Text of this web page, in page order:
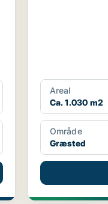
Areal
Ca. 1.030 m2
Område
Græsted